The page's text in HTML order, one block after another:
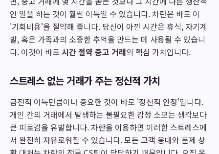
인 일을 하는 것이 훨씬 이득일 수 있습니다. 차란은 바로 이
'기회비용'을 절약해 줍니다. 당신이 아낀 시간은 휴식, 자기계
발, 혹은 가족과의 소중한 추억을 만드는 데 사용될 수 있습니
다. 이것이 바로 시간 절약 중고 거래의 핵심 가치입니다.
스트레스 없는 거래가 주는 정신적 가치
금전적 이득만큼이나 중요한 것이 바로 '정신적 안정'입니다.
개인 간의 거래에서 발생하는 불필요한 감정 소모는 생각보다
큰 피로감을 유발합니다. 차란을 이용하면 이러한 스트레스에
서 완전히 자유로워질 수 있습니다. 모든 고객 응대와 문제 상